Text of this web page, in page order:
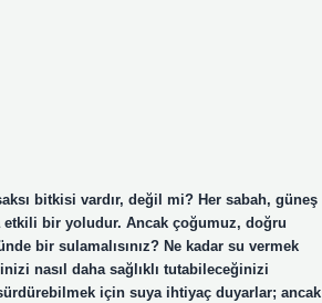
bitkisi vardır, değil mi? Her sabah, güneş
etkili bir yoludur. Ancak çoğumuz, doğru
bir sulamalısınız? Ne kadar su vermek
nasıl daha sağlıklı tutabileceğinizi
için suya ihtiyaç duyarlar; ancak